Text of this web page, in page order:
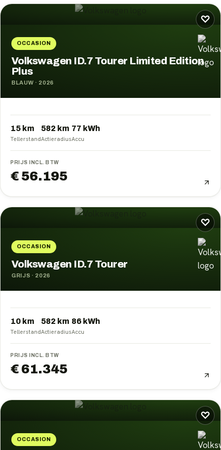
♡
OCCASION
Volkswagen ID.7 Tourer Limited Edition
Plus
BLAUW · 2026
15 km
Tellerstand
582 km
Actieradius
77 kWh
Accu
PRIJS INCL. BTW
€ 56.195
♡
OCCASION
Volkswagen ID.7 Tourer
GRIJS · 2026
10 km
Tellerstand
582 km
Actieradius
86 kWh
Accu
PRIJS INCL. BTW
€ 61.345
♡
OCCASION